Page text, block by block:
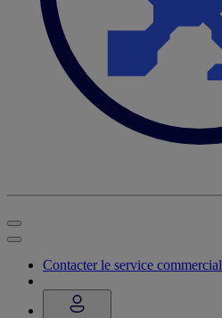
Contacter le service commercial